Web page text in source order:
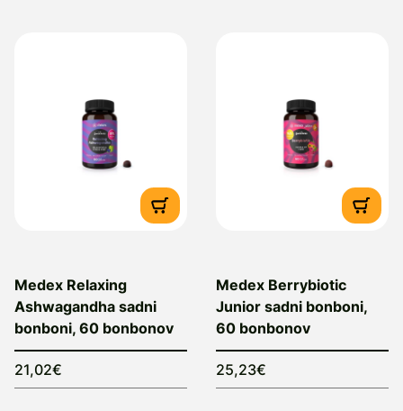
Medex Relaxing
Ashwagandha sadni
bonboni, 60 bonbonov
21,02€
Medex Berrybiotic
Junior sadni bonboni,
60 bonbonov
25,23€